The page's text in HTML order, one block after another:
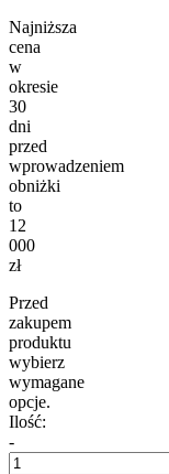
Najniższa
cena
w
okresie
30
dni
przed
wprowadzeniem
obniżki
to
12
000
zł
Przed
zakupem
produktu
wybierz
wymagane
opcje.
Ilość:
-